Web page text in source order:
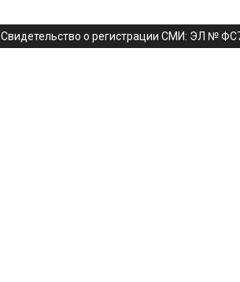
Свидетельство о регистрации СМИ: ЭЛ №